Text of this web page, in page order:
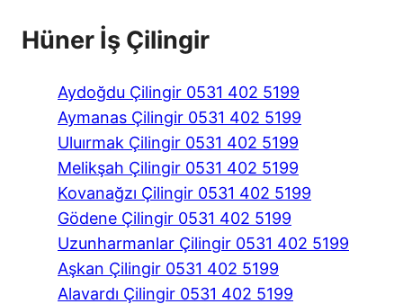
Hüner İş Çilingir
Aydoğdu Çilingir 0531 402 5199
Aymanas Çilingir 0531 402 5199
Uluırmak Çilingir 0531 402 5199
Melikşah Çilingir 0531 402 5199
Kovanağzı Çilingir 0531 402 5199
Gödene Çilingir 0531 402 5199
Uzunharmanlar Çilingir 0531 402 5199
Aşkan Çilingir 0531 402 5199
Alavardı Çilingir 0531 402 5199